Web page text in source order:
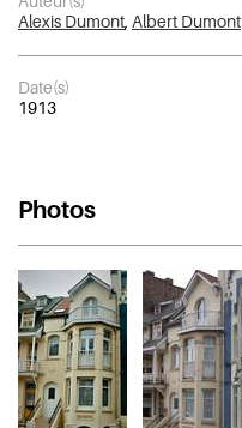
Alexis Dumont Albert Dumont
Date(s)
1913
Photos